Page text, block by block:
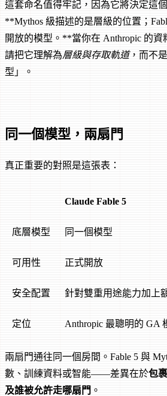
這套命名值得牢記，因為它將決定這
**Mythos 級描述的是層級的位置；
開放的模型。**當你在 Anthropic 的資
請把它理解為層級與存取軌道，而不
型」。
同一個模型，兩扇門
真正重要的對照是這張表：
Claude Fable 5
底層模型 同一個模型
可用性 正式開放
安全配置 針對雙重用途能力加上
定位 Anthropic 最聰明的 GA
兩扇門通往同一個房間。Fable 5 與
數、訓練資料或智能——差異在於包
及誰被允許走哪扇門 。